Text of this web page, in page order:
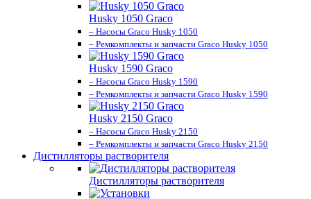
Husky 1050 Graco
– Насосы Graco Husky 1050
– Ремкомплекты и запчасти Graco Husky 1050
Husky 1590 Graco
– Насосы Graco Husky 1590
– Ремкомплекты и запчасти Graco Husky 1590
Husky 2150 Graco
– Насосы Graco Husky 2150
– Ремкомплекты и запчасти Graco Husky 2150
Дистилляторы растворителя
Дистилляторы растворителя